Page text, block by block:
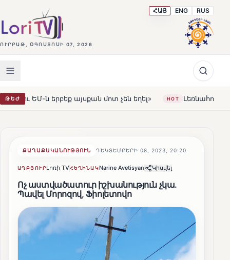
ՈՒՐԲԱԹ, ՕԳՈՍՏՈՍԻ 07, 2026
ՀԱՅ ENG RUS
ԹԵԺ մոտ չեն եղել» HOT Լեռնահովիտի Սուրբ Ստեփանոս
ՔԱՂԱՔԱԿԱՆՈՒԹՅՈՒՆ ԴԵԿՏԵՄԲԵՐԻ 08, 2023, 20:20
ԱՂԲՅՈՒՐԼոռի TVՀԵՂԻՆԱԿNarine Avetisyan Կիսվել
Ոչ աստվածատուր իշխանություն չկա.
Պավել Մորոզով, Ֆիոլետովո